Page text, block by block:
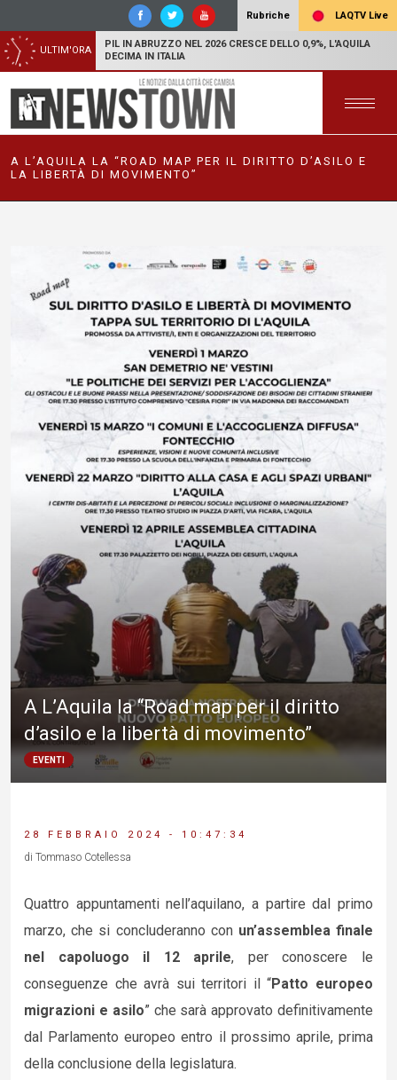
Rubriche LAQTV Live
ULTIM'ORA
PIL IN ABRUZZO NEL 2026 CRESCE DELLO 0,9%, L'AQUILA
DECIMA IN ITALIA
A L’AQUILA LA “ROAD MAP PER IL DIRITTO D’ASILO E
LA LIBERTÀ DI MOVIMENTO”
A L’Aquila la “Road map per il diritto
d’asilo e la libertà di movimento”
EVENTI
28 FEBBRAIO 2024 - 10:47:34
di Tommaso Cotellessa
Quattro appuntamenti nell’aquilano, a partire dal primo
marzo, che si concluderanno con un’assemblea finale
nel capoluogo il 12 aprile, per conoscere le
conseguenze che avrà sui territori il “Patto europeo
migrazioni e asilo” che sarà approvato definitivamente
dal Parlamento europeo entro il prossimo aprile, prima
della conclusione della legislatura.